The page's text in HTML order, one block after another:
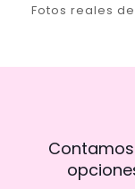
Fotos reales